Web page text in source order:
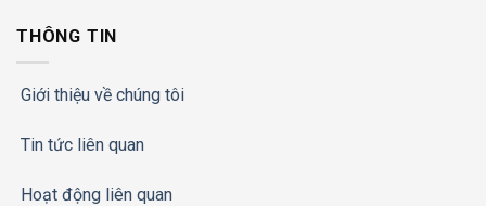
THÔNG TIN
Giới thiệu về chúng tôi
Tin tức liên quan
Hoạt động liên quan